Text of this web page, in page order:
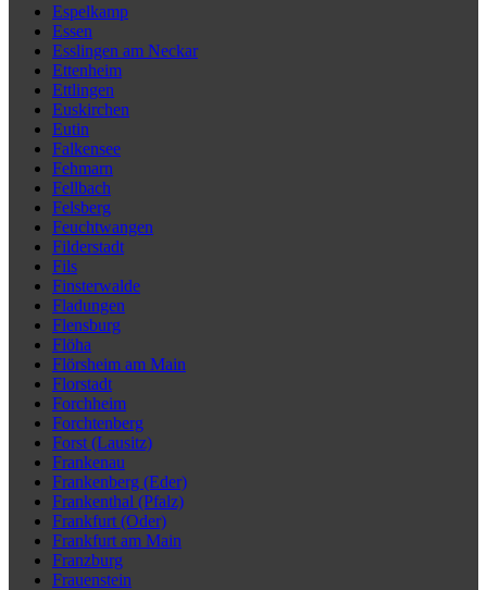
Espelkamp
Essen
Esslingen am Neckar
Ettenheim
Ettlingen
Euskirchen
Eutin
Falkensee
Fehmarn
Fellbach
Felsberg
Feuchtwangen
Filderstadt
Fils
Finsterwalde
Fladungen
Flensburg
Flöha
Flörsheim am Main
Florstadt
Forchheim
Forchtenberg
Forst (Lausitz)
Frankenau
Frankenberg (Eder)
Frankenthal (Pfalz)
Frankfurt (Oder)
Frankfurt am Main
Franzburg
Frauenstein